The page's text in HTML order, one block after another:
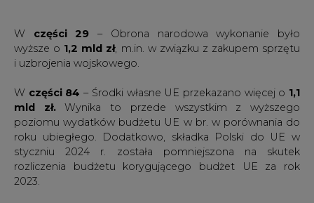
W części 84– Środki własne UE przekazano więcej o1,1
mld zł .Wynika to przede wszystkim z wyższego
poziomu wydatków budżetu UE w br. w porównania do
styczniu 2024 r. została pomniejszona na skutek
rozliczenia budżetu korygującego budżet UE za rok
2023.
Wczęści 73- Zakład Ubezpieczeń Społecznych (więcej
o ok. 1,0mld zł), co związane było z realizacją programu
„Aktywny rodzic” oraz świadczeń wspierających.